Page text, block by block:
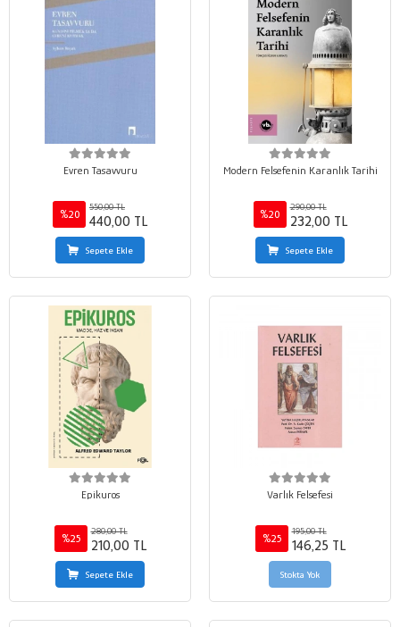
Evren Tasavvuru
%20
550,00 TL
440,00 TL
Sepete Ekle
Modern Felsefenin Karanlık Tarihi
%20
290,00 TL
232,00 TL
Sepete Ekle
Epikuros
%25
280,00 TL
210,00 TL
Sepete Ekle
Varlık Felsefesi
%25
195,00 TL
146,25 TL
Stokta Yok